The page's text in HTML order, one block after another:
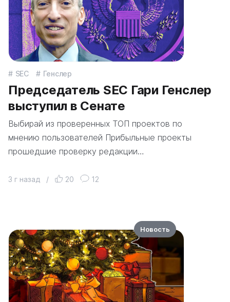
SEC Генслер
Председатель SEC Гари Генслер
выступил в Сенате
Выбирай из проверенных ТОП проектов по
мнению пользователей Прибыльные проекты
прошедшие проверку редакции…
3 г назад / 20 12
Новость